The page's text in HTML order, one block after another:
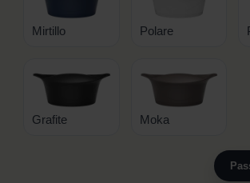
Mirtillo Polare
Grafite Moka